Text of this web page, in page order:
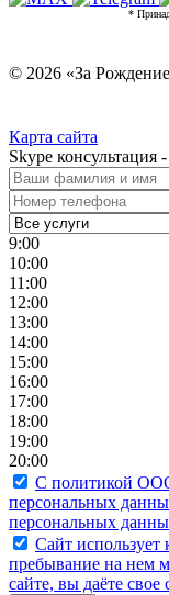
*
© 2026 «За
Карта сайта
Skype консультация
9:00
10:00
11:00
12:00
13:00
14:00
15:00
16:00
17:00
18:00
19:00
20:00
С политикой
персональных
персональных
Caйт
пpeбывaниe нa нeм
caйтe, вы дaётe cвoe